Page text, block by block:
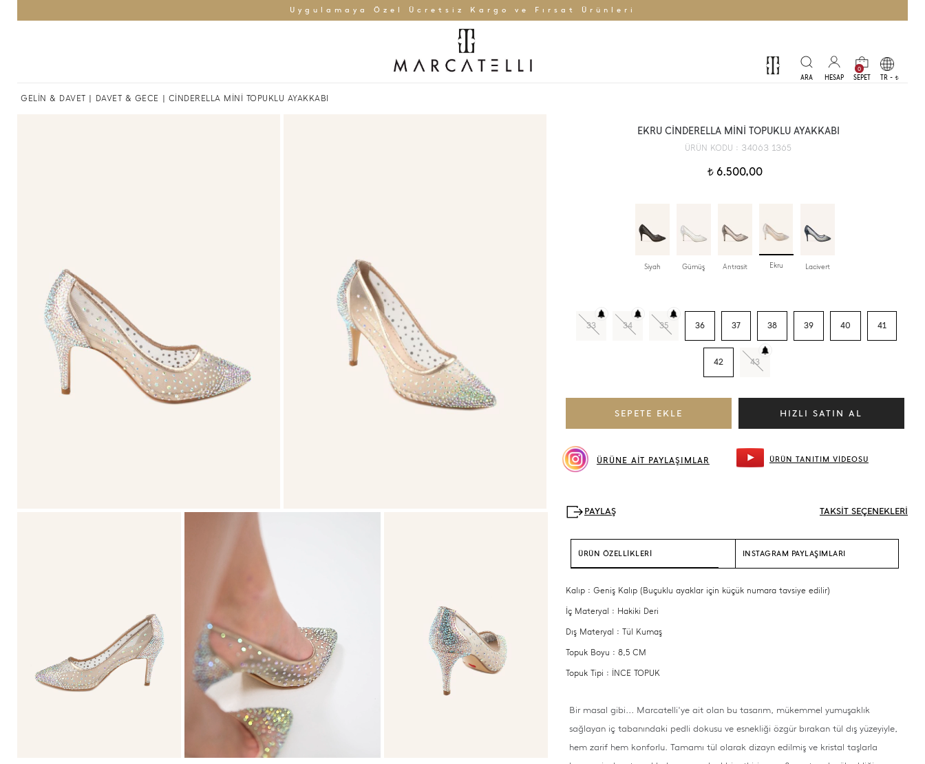
Uygulamaya Özel Ücretsiz Kargo ve Fırsat Ürünleri
0
TR - t
GELİN & DAVET DAVET & GECE | CİNDERELLA MİNİ TOPUKLU AYAKKABI
EKRU CİNDERELLA MİNİ TOPUKLU AYAKKABI
ÜRÜN KODU : 34063 1365
t6.500,00
Siyah Gümüş Antrasit Ekru Lacivert
33 34 35 36 37 38 39 40 41
42 43
ÜRÜNE AİT PAYLAŞIMLAR ÜRÜN TANITIM VİDEOSU
TAKSİT SEÇENEKLERİ
ÜRÜN ÖZELLİKLERİ INSTAGRAM PAYLAŞIMLARI
Kalıp : Geniş Kalıp (Buçuklu ayaklar için küçük numara tavsiye edilir)
İç Materyal : Hakiki Deri
Dış Materyal : Tül Kumaş
Topuk Boyu : 8,5 CM
Topuk Tipi : İNCE TOPUK
Bir masal gibi... Marcatelli'ye ait olan bu tasarım, mükemmel yumuşaklık
sağlayan iç tabanındaki pedli dokusu ve esnekliği özgür bırakan tül dış yüzeyiyle,
hem zarif hem konforlu. Tamamı tül olarak dizayn edilmiş ve kristal taşlarla